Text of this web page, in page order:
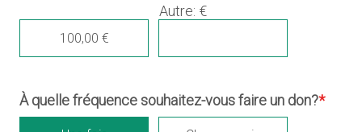
100,00 €
Autre: €
À quelle fréquence souhaitez-vous faire un don?*